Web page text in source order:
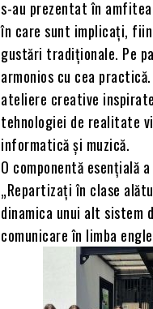
s-au prezentat în
în care sunt implicați,
gustări tradiționale. Pe
armonios cu cea
ateliere creative
tehnologiei de realitate
informatică și muzică.
O componentă esențială
„Repartizați în clase
dinamica unui alt sistem
comunicare în limba